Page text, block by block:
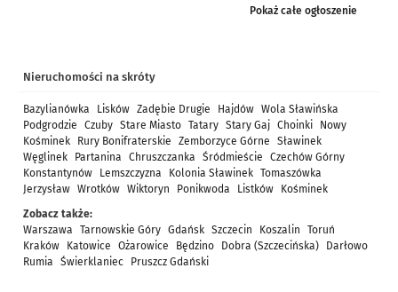
Pokaż całe ogłoszenie
Nieruchomości na skróty
Bazylianówka Lisków Zadębie Drugie Hajdów Wola Sławińska
Podgrodzie
Czuby Stare Miasto Tatary Stary Gaj Choinki
Nowy
Kośminek
Rury Bonifraterskie Zemborzyce Górne
Sławinek
Węglinek
Partanina Chruszczanka Śródmieście
Czechów Górny
Konstantynów
Lemszczyzna Kolonia Sławinek Tomaszówka
Jerzysław Wrotków Wiktoryn Ponikwoda Listków
Kośminek
Zobacz także:
Warszawa
Tarnowskie Góry Gdańsk Szczecin Koszalin
Toruń
Kraków
Katowice Ożarowice Będzino Dobra (Szczecińska)
Darłowo
Rumia
Świerklaniec Pruszcz Gdański